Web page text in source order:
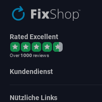
Rated Excellent
Over1000reviews
Kundendienst
Nützliche Links